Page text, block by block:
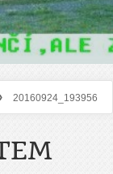
› 20160924_193956